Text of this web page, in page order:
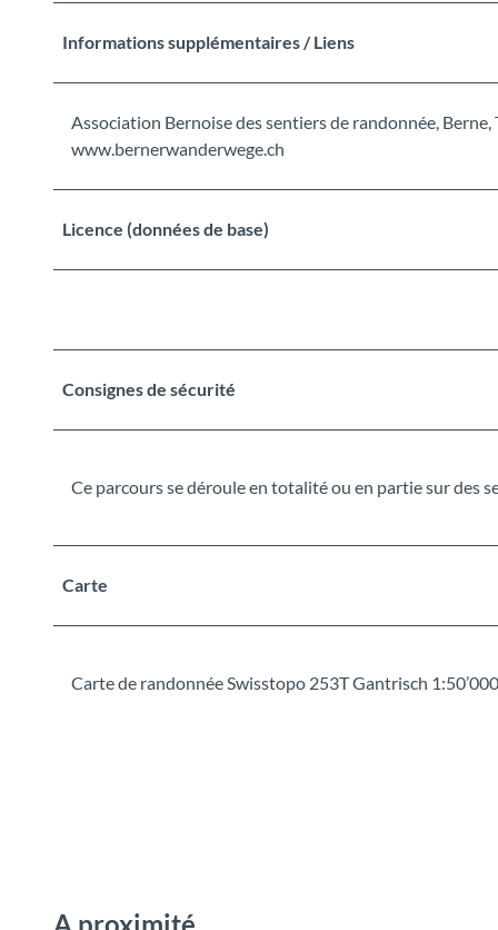
Informations supplémentaires / Liens
Association Bernoise des sentiers de randonnée,
www.bernerwanderwege.ch
Licence (données de base)
Consignes de sécurité
Ce parcours se déroule en totalité ou en partie sur des
Carte
Carte de randonnée Swisstopo 253T Gantrisch 1:50’000